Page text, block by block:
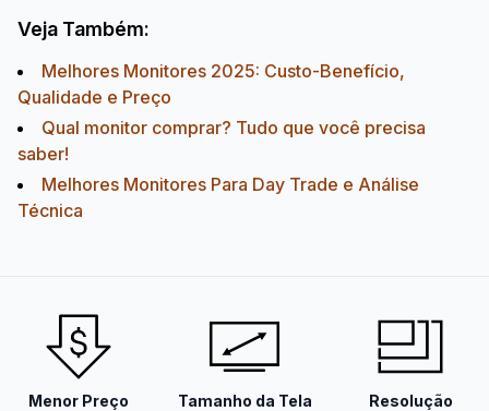
Veja Também:
Melhores Monitores 2025: Custo-Benefício,
Qualidade e Preço
Qual monitor comprar? Tudo que você precisa
saber!
Melhores Monitores Para Day Trade e Análise
Técnica
Menor Preço
Tamanho da Tela
Resolução